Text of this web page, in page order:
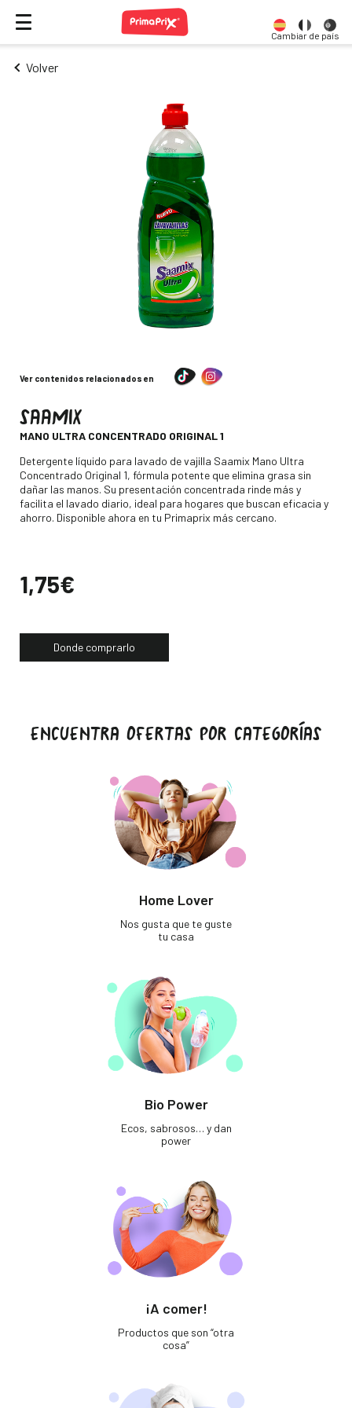
Cambiar de país
Volver
Ver contenidos relacionados en
SAAMIX
MANO ULTRA CONCENTRADO ORIGINAL 1
Descripción
Detergente líquido para lavado de vajilla Saamix Mano Ultra
Concentrado Original 1, fórmula potente que elimina grasa sin
dañar las manos. Su presentación concentrada rinde más y
facilita el lavado diario, ideal para hogares que buscan eficacia y
ahorro. Disponible ahora en tu Primaprix más cercano.
Precio
1,75€
Donde comprarlo
ENCUENTRA OFERTAS POR CATEGORÍAS
Home Lover
Nos gusta que te guste
tu casa
Bio Power
Ecos, sabrosos… y dan
power
¡A comer!
Productos que son “otra
cosa”